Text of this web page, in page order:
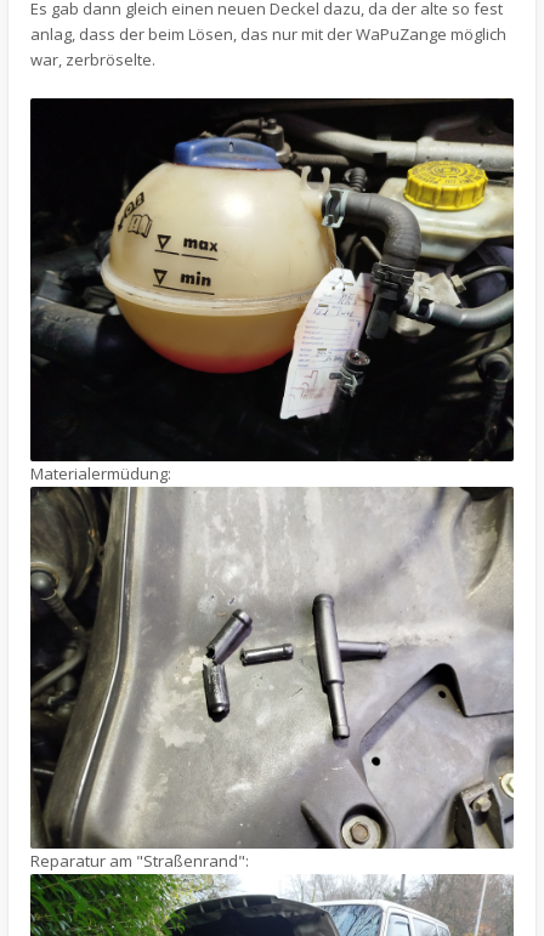
Es gab dann gleich einen neuen Deckel dazu, da der alte so fest
anlag, dass der beim Lösen, das nur mit der WaPuZange möglich
war, zerbröselte.
Materialermüdung:
Reparatur am "Straßenrand":